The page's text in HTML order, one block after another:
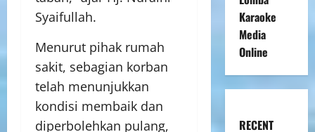
Syaifullah.
Menurut pihak rumah
sakit, sebagian korban
telah menunjukkan
kondisi membaik dan
diperbolehkan pulang,
Karaoke
Media
Online
RECENT